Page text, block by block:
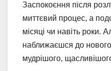
Заспокоєння після
миттєвий процес, а
місяці чи навіть роки.
наближаєшся до
мудрішого,